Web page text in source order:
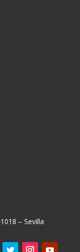
– Sevilla